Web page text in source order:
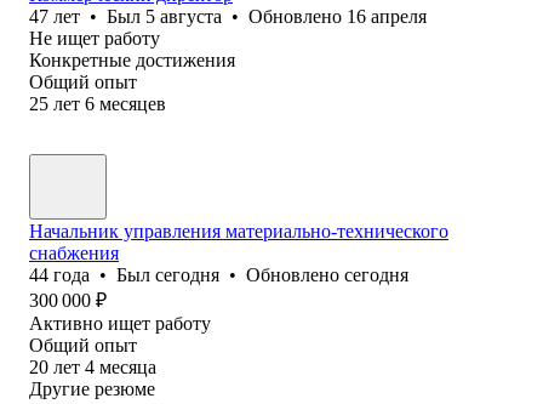
47 лет • Был 5 августа • Обновлено 16 апреля
Не ищет работу
Конкретные достижения
Общий опыт
25 лет 6 месяцев
Начальник управления материально-технического
снабжения
44 года • Был сегодня • Обновлено сегодня
300 000 ₽
Активно ищет работу
Общий опыт
20 лет 4 месяца
Другие резюме